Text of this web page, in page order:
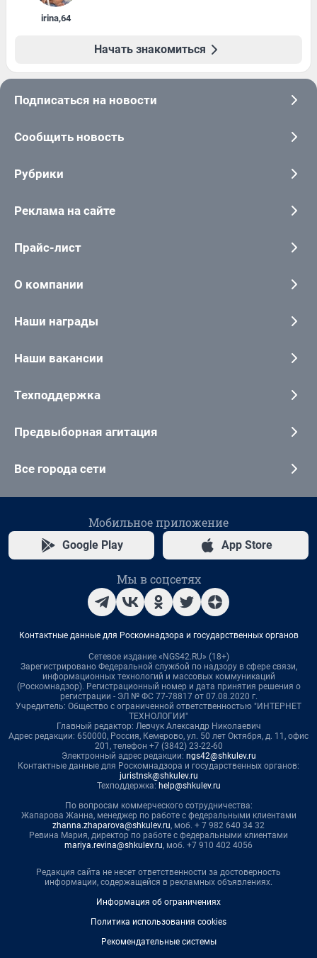
irina,64
Начать знакомиться
Подписаться на новости
Сообщить новость
Рубрики
Реклама на сайте
Прайс-лист
О компании
Наши награды
Наши вакансии
Техподдержка
Предвыборная агитация
Все города сети
Мобильное приложение
Google Play App Store
Мы в соцсетях
Контактные данные для Роскомнадзора и государственных органов
Сетевое издание «NGS42.RU» (18+)
Зарегистрировано Федеральной службой по надзору в сфере связи,
информационных технологий и массовых коммуникаций
(Роскомнадзор). Регистрационный номер и дата принятия решения о
регистрации - ЭЛ № ФС 77-78817 от 07.08.2020 г.
Учредитель: Общество с ограниченной ответственностью "ИНТЕРНЕТ
ТЕХНОЛОГИИ"
Главный редактор: Левчук Александр Николаевич
Адрес редакции: 650000, Россия, Кемерово, ул. 50 лет Октября, д. 11, офис
201, телефон +7 (3842) 23-22-60
Электронный адрес редакции: ngs42@shkulev.ru
Контактные данные для Роскомнадзора и государственных органов:
juristnsk@shkulev.ru
Техподдержка: help@shkulev.ru
По вопросам коммерческого сотрудничества:
Жапарова Жанна, менеджер по работе с федеральными клиентами
zhanna.zhaparova@shkulev.ru, моб. + 7 982 640 34 32
Ревина Мария, директор по работе с федеральными клиентами
mariya.revina@shkulev.ru, моб. +7 910 402 4056
Редакция сайта не несет ответственности за достоверность
информации, содержащейся в рекламных объявлениях.
Информация об ограничениях
Политика использования cookies
Рекомендательные системы